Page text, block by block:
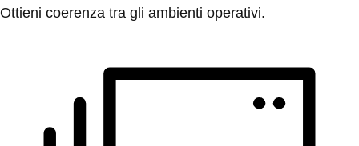
Ottieni coerenza tra gli ambienti operativi.